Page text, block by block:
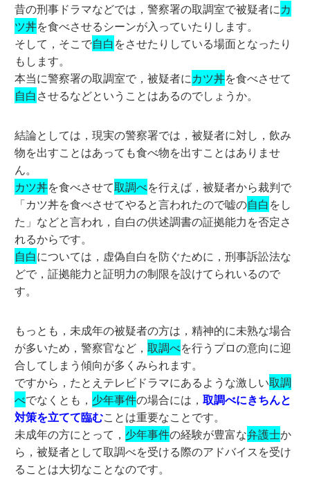
昔の刑事ドラマなどでは，警察署の取調室で被疑者にカ
ツ丼を食べさせるシーンが入っていたりします。
そして，そこで自白をさせたりしている場面となったり
もします。
本当に警察署の取調室で，被疑者にカツ丼を食べさせて
自白させるなどということはあるのでしょうか。
結論としては，現実の警察署では，被疑者に対し，飲み
物を出すことはあっても食べ物を出すことはありませ
ん。
カツ丼を食べさせて取調べを行えば，被疑者から裁判で
「カツ丼を食べさせてやると言われたので嘘の自白をし
た」などと言われ，自白の供述調書の証拠能力を否定さ
れるからです。
自白については，虚偽自白を防ぐために，刑事訴訟法な
どで，証拠能力と証明力の制限を設けてられいるので
す。
もっとも，未成年の被疑者の方は，精神的に未熟な場合
が多いため，警察官など，取調べを行うプロの意向に迎
合してしまう傾向が多くみられます。
ですから，たとえテレビドラマにあるような激しい取調
べでなくとも， 少年事件の場合には，取調べにきちんと
対策を立てて臨むことは重要なことです。
未成年の方にとって， 少年事件の経験が豊富な弁護士か
ら，被疑者として取調べを受ける際のアドバイスを受け
ることは大切なことなのです。